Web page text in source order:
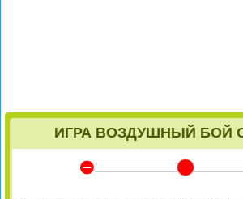
ИГРА ВОЗДУШНЫЙ БОЙ
Y